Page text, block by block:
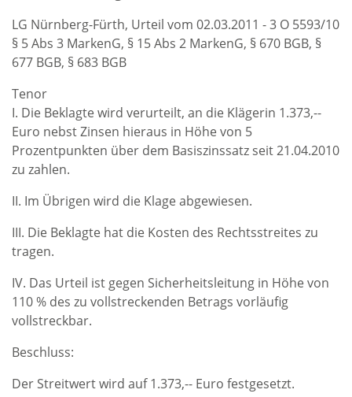
LG Nürnberg-Fürth, Urteil vom 02.03.2011 - 3 O 5593/10
§ 5 Abs 3 MarkenG, § 15 Abs 2 MarkenG, § 670 BGB, §
677 BGB, § 683 BGB
Tenor
I. Die Beklagte wird verurteilt, an die Klägerin 1.373,--
Euro nebst Zinsen hieraus in Höhe von 5
Prozentpunkten über dem Basiszinssatz seit 21.04.2010
zu zahlen.
II. Im Übrigen wird die Klage abgewiesen.
III. Die Beklagte hat die Kosten des Rechtsstreites zu
tragen.
IV. Das Urteil ist gegen Sicherheitsleitung in Höhe von
110 % des zu vollstreckenden Betrags vorläufig
vollstreckbar.
Beschluss:
Der Streitwert wird auf 1.373,-- Euro festgesetzt.